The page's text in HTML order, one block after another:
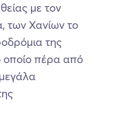
με τον
των Χανίων το
της
οποίο πέρα από